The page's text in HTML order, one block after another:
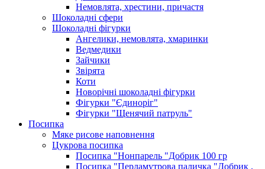
Немовлята, хрестини, причастя
Шоколадні сфери
Шоколадні фігурки
Ангелики, немовлята, хмаринки
Ведмедики
Зайчики
Звірята
Коти
Новорічні шоколадні фігурки
Фігурки "Єдиноріг"
Фігурки "Щенячий патруль"
Посипка
Мяке рисове наповнення
Цукрова посипка
Посипка "Нонпарель "Добрик 100 гр
Посипка "Перламутрова паличка "Добрик .